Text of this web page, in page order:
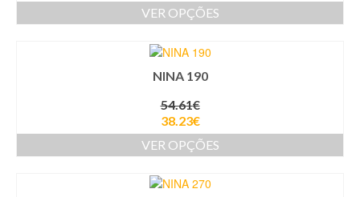
VER OPÇÕES
NINA 190
54.61€
38.23€
VER OPÇÕES